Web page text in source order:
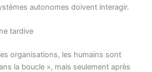
autonomes doivent interagir.
tardive
organisations, les humains sont
la boucle », mais seulement après